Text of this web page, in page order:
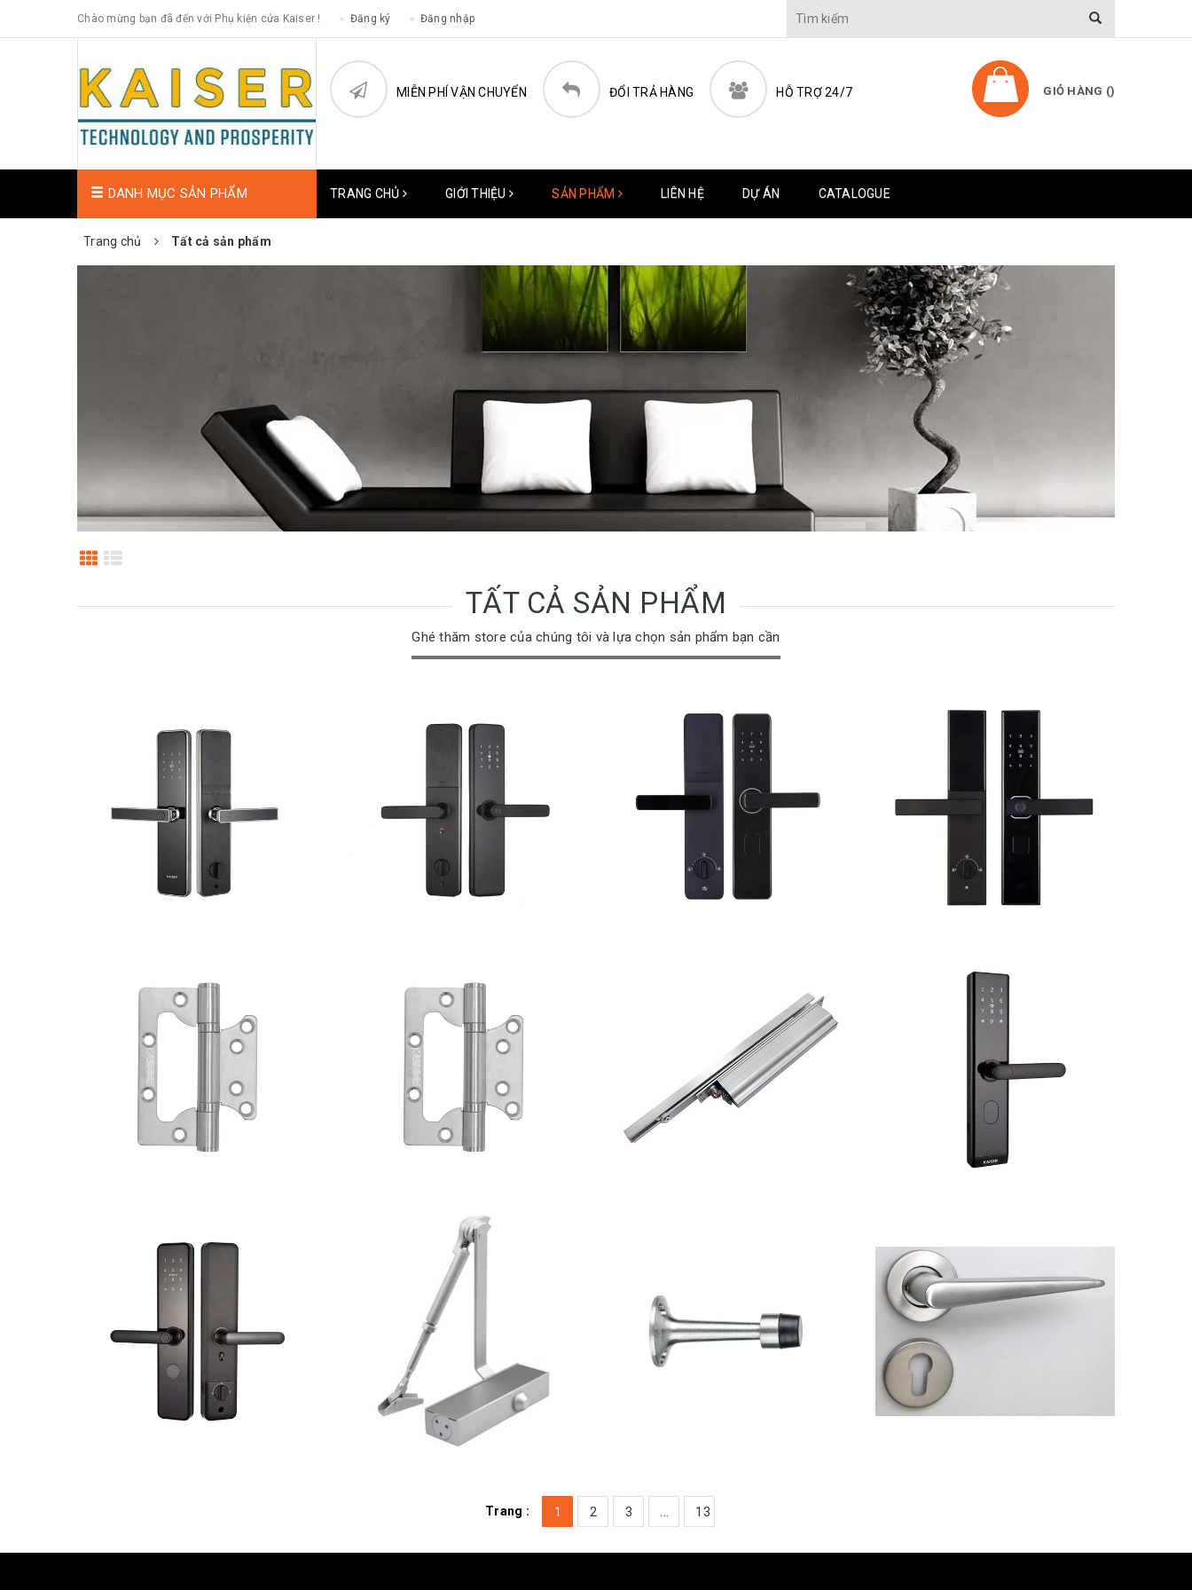
Chào mừng bạn đã đến với Phụ kiện cửa Kaiser ! Đăng ký Đăng nhập
MIỄN PHÍ VẬN CHUYỂN ĐỔI TRẢ HÀNG HỖ TRỢ 24/7 GIỎ HÀNG ()
DANH MỤC SẢN PHẨM TRANG CHỦ GIỚI THIỆU SẢN PHẨM LIÊN HỆ DỰ ÁN CATALOGUE
Trang chủ Tất cả sản phẩm
TẤT CẢ SẢN PHẨM
Ghé thăm store của chúng tôi và lựa chọn sản phẩm bạn cần
Trang : 1 2 3 13